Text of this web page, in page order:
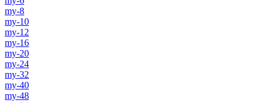
my-8
my-10
my-12
my-16
my-20
my-24
my-32
my-40
my-48